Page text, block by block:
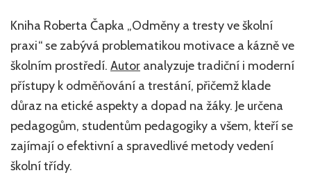
Kniha Roberta Čapka „Odměny a tresty ve školní
praxi“ se zabývá problematikou motivace a kázně ve
školním prostředí. Autor analyzuje tradiční i moderní
přístupy k odměňování a trestání, přičemž klade
důraz na etické aspekty a dopad na žáky. Je určena
pedagogům, studentům pedagogiky a všem, kteří se
zajímají o efektivní a spravedlivé metody vedení
školní třídy.